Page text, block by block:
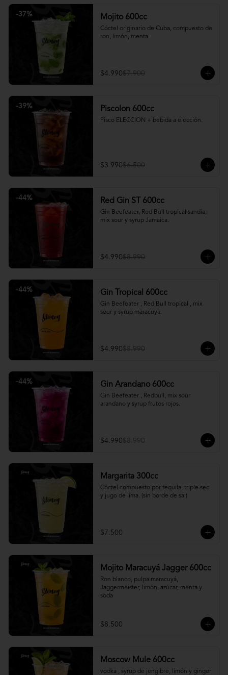
-37% Mojito 600cc
Cóctel originario de Cuba, compuesto de
ron, limón, menta
$4.990$7.900
-39% Piscolon 600cc
Pisco ELECCION + bebida a elección.
$3.990$6.500
-44% Red Gin ST 600cc
Gin Beefeater, Red Bull tropical sandia,
mix sour y syrup Jamaica.
$4.990$8.990
-44% Gin Tropical 600cc
Gin Beefeater , Red Bull tropical , mix
sour y syrup maracuya.
$4.990$8.990
-44% Gin Arandano 600cc
Gin Beefeater , Redbull, mix sour
arandano y syrup frutos rojos.
$4.990$8.990
Margarita 300cc
Cóctel compuesto por tequila, triple sec
y jugo de lima. (sin borde de sal)
$7.500
Mojito Maracuyá Jagger 600cc
Ron blanco, pulpa maracuyá,
Jaggermeister, limón, azúcar, menta y
soda
$8.500
Moscow Mule 600cc
vodka , syrup de jengibre, limón y ginger